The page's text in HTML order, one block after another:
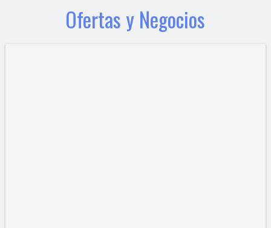
Ofertas y Negocios